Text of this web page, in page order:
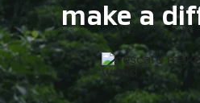
make a